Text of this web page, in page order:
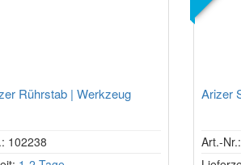
Rührstab | Werkzeug
102238
Arizer
Art.-